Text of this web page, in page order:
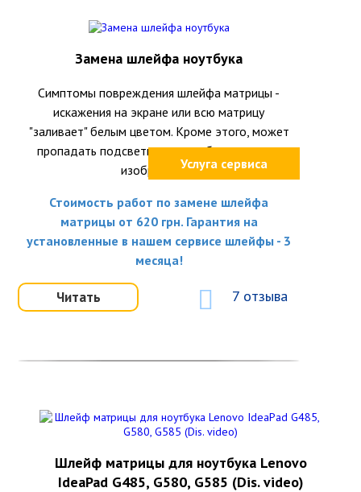
Услуга сервиса
Замена шлейфа ноутбука
Симптомы повреждения шлейфа матрицы -
искажения на экране или всю матрицу
"заливает" белым цветом. Кроме этого, может
пропадать подсветка или вообще исчезать
изображение.
Стоимость работ по замене шлейфа
матрицы от 620 грн. Гарантия на
установленные в нашем сервисе шлейфы - 3
месяца!
Читать 7 отзыва
Шлейф матрицы для ноутбука Lenovo
IdeaPad G485, G580, G585 (Dis. video)